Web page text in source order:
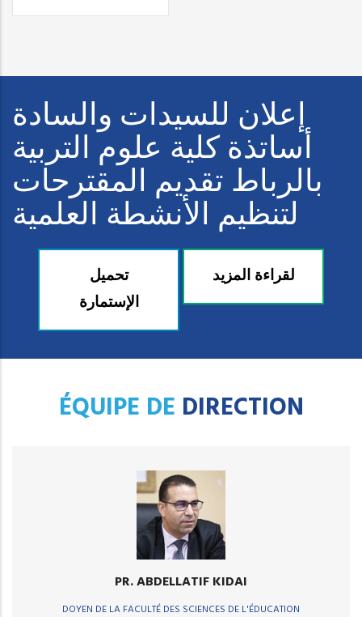
إعلان للسيدات والسادة
أساتذة كلية علوم التربية
بالرباط تقديم المقترحات
لتنظيم الأنشطة العلمية
تحميل
الإستمارة
لقراءة المزيد
ÉQUIPE DE DIRECTION
PR. ABDELLATIF KIDAI
DOYEN DE LA FACULTÉ DES SCIENCES DE L'ÉDUCATION